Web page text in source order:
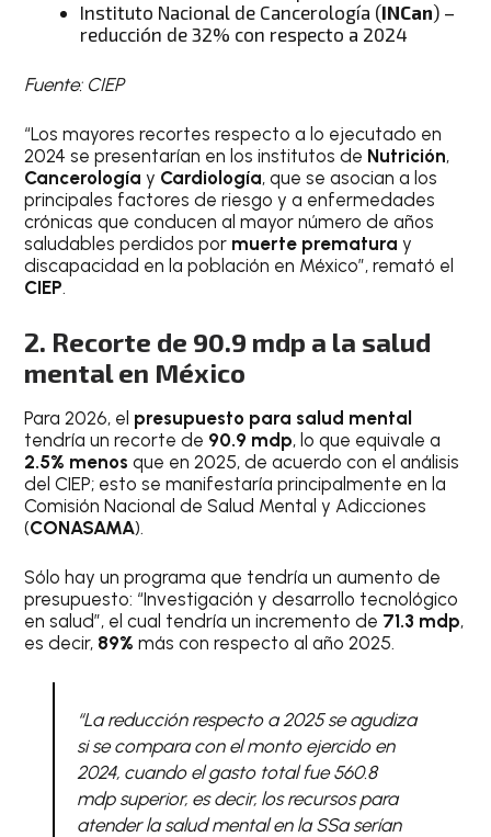
Instituto Nacional de Cancerología (INCan) –
reducción de 32% con respecto a 2024
Fuente: CIEP
“Los mayores recortes respecto a lo ejecutado en
2024 se presentarían en los institutos de Nutrición,
Cancerología y Cardiología, que se asocian a los
principales factores de riesgo y a enfermedades
crónicas que conducen al mayor número de años
saludables perdidos por muerte prematuray
discapacidad en la población en México”, remató el
CIEP.
2. Recorte de 90.9 mdp a la salud
mental en México
Para 2026, el presupuesto para salud mental
tendría un recorte de 90.9 mdp, lo que equivale a
2.5% menos que en 2025, de acuerdo con el análisis
del CIEP; esto se manifestaría principalmente en la
Comisión Nacional de Salud Mental y Adicciones
(CONASAMA).
Sólo hay un programa que tendría un aumento de
presupuesto: “Investigación y desarrollo tecnológico
en salud”, el cual tendría un incremento de 71.3 mdp,
es decir, 89% más con respecto al año 2025.
“La reducción respecto a 2025 se agudiza
si se compara con el monto ejercido en
2024, cuando el gasto total fue 560.8
mdp superior, es decir, los recursos para
atender la salud mental en la SSa serían